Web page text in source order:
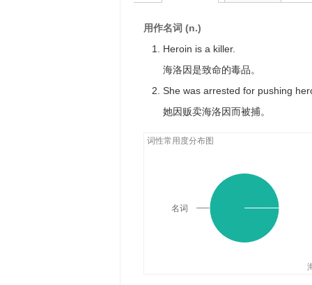
用作名词 (n.)
Heroin is a killer.
海洛因是致命的毒品。
She was arrested for pushing
她因贩卖海洛因而被捕。
词性常用度分布图
名词